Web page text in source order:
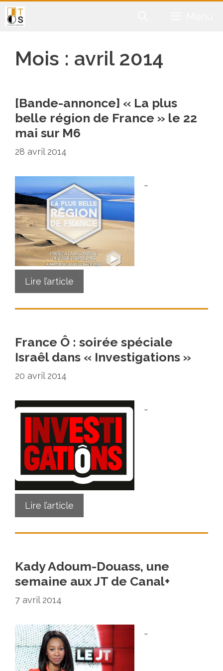
Aller
au
Mois : avril 2014
[Bande-annonce] « La plus
belle région de France » le 22
mai sur M6
28 avril 2014
…
Lire l’article
France Ô : soirée spéciale
Israêl dans « Investigations »
20 avril 2014
…
Lire l’article
Kady Adoum-Douass, une
semaine aux JT de Canal+
7 avril 2014
…